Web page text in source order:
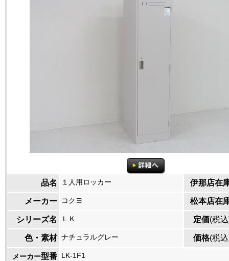
品名 １人用ロッカー 伊那店在
メーカー コクヨ 松本店在
シリーズ名 ＬＫ 定価(税
色・素材 ナチュラルグレー 価格(税
メーカー型番 LK-1F1